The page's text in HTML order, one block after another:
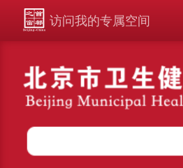
访问我的专属空间